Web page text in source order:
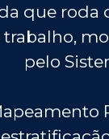
que roda
pelo